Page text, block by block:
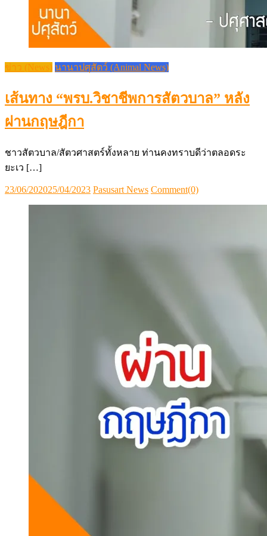
ชาวสัตวบาล/สัตวศาสตร์ทั้งหลาย ท่านคงทราบดีว่าตลอดระ
ยะเว […]
on
ข่าว (News)
พรบ.วิชาชีพการสัตวบาล ผ่านกฤษฎีกา
แล้ว เตรียมเข้าครม.